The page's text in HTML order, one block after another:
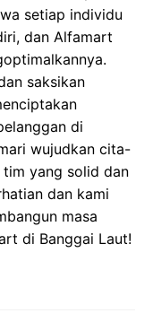
setiap individu
dan Alfamart
saksikan
di
wujudkan cita-
tim yang solid dan
dan kami
masa
di Banggai Laut!